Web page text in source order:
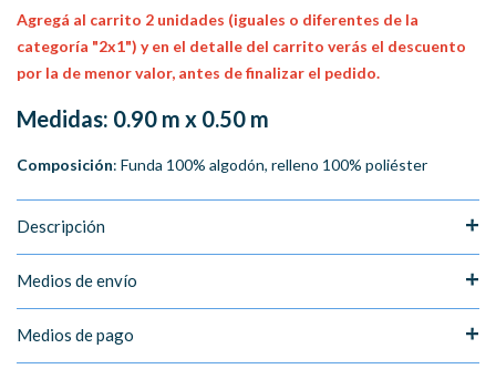
Agregá al carrito 2 unidades (iguales o diferentes de la
categoría "2x1") y en el detalle del carrito verás el descuento
por la de menor valor, antes de finalizar el pedido.
Medidas: 0.90 m x 0.50 m
Composición: Funda 100% algodón, relleno 100% poliéster
Descripción
Medios de envío
Medios de pago